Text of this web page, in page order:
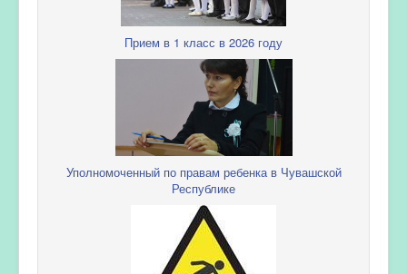
Прием в 1 класс в 2026 году
Уполномоченный по правам ребенка в Чувашской
Республике